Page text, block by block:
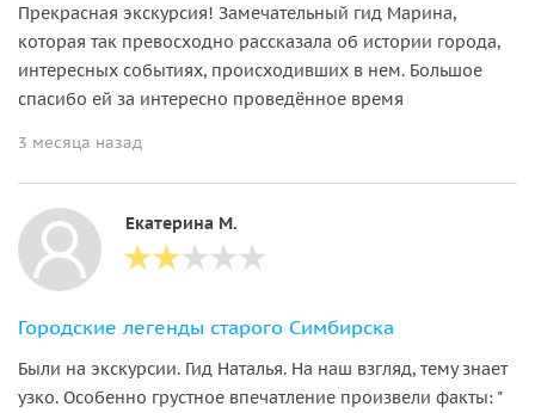
Прекрасная экскурсия! Замечательный гид Марина,
которая так превосходно рассказала об истории города,
интересных событиях, происходивших в нем. Большое
спасибо ей за интересно проведённое время
3 месяца назад
Екатерина М.
Городские легенды старого Симбирска
Были на экскурсии. Гид Наталья. На наш взгляд, тему знает
узко. Особенно грустное впечатление произвели факты: "